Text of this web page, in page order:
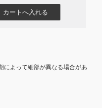
によって細部が異なる場合があ